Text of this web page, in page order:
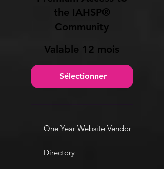
the IAHSP®
Community
Valable 12 mois
Sélectionner
One Year Website Vendor
Directory